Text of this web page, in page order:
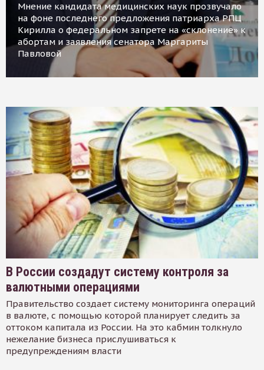
Мнение кандидата медицинских наук прозвучало
на фоне последнего предложения патриарха РПЦ
Кирилла о федеральном запрете на «склонение» к
абортам и заявления сенатора Маргариты
Павловой
В России создадут систему контроля за
валютными операциями
Правительство создает систему мониторинга операций
в валюте, с помощью которой планирует следить за
оттоком капитала из России. На это кабмин толкнуло
нежелание бизнеса прислушиваться к
предупреждениям власти